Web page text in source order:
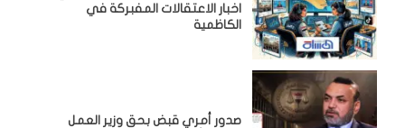
اخبار الاعتقالات المفبركة في
الكاظمية
صدور أمري قبض بحق وزير العمل